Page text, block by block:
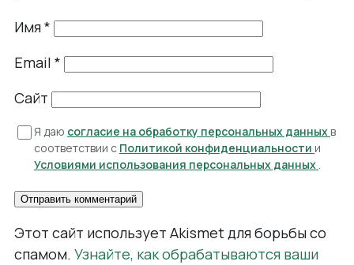
Имя*
Email *
Сайт
Я даю согласие на обработку персональных данных в
соответствии с Политикой конфиденциальности и
Условиями использования персональных данных .
Этот сайт использует Akismet для борьбы со
спамом. Узнайте, как обрабатываются ваши